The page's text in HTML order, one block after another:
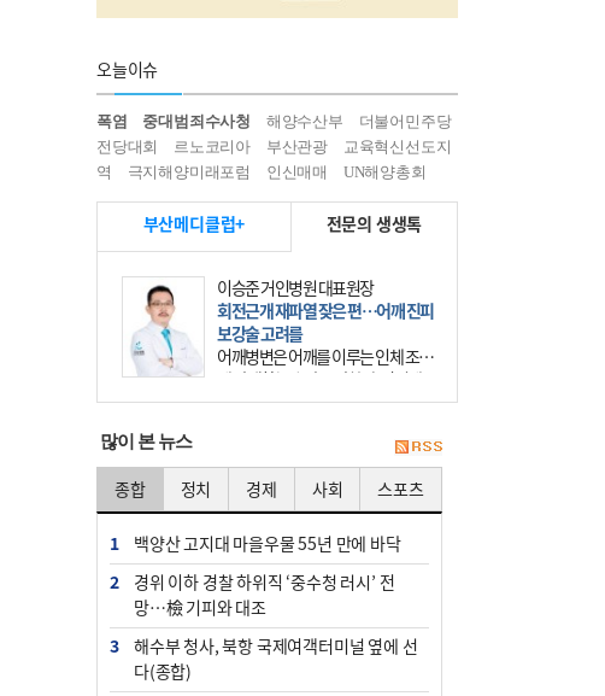
오늘이슈
폭염 중대범죄수사청 해양수산부
더불어민주당
전당대회
르노코리아 부산관광
교육혁신선도지
역
극지해양미래포럼 인신매매 UN해양총회
부산메디클럽+ 전문의 생생톡
이승준 거인병원 대표원장
회전근개 재파열 잦은 편…어깨 진피
보강술 고려를
어깨병변은 어깨를 이루는 인체 조직
에 발생하는 손상을 말한다. 여기에
는 오십견과 회전근개 증후군, 어깨
많이 본 뉴스
종합 정치 경제 사회 스포츠
1
백양산 고지대 마을우물 55년 만에 바닥
2
경위 이하 경찰 하위직 ‘중수청 러시’ 전
망…檢 기피와 대조
3
해수부 청사, 북항 국제여객터미널 옆에 선
다(종합)